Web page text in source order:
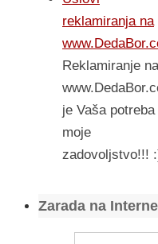
reklamiranja na
Reklamiranje na
je Vaša potreba
moje
zadovoljstvo!!!
Zarada na